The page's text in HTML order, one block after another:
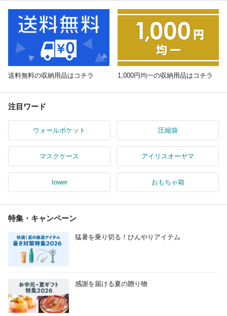
送料無料の収納用品はコチラ 1,000円均一の収納用品はコチラ
注目ワード
ウォールポケット 圧縮袋
マスクケース アイリスオーヤマ
tower おもちゃ箱
特集・キャンペーン
猛暑を乗り切る！ひんやりアイテム
感謝を届ける夏の贈り物